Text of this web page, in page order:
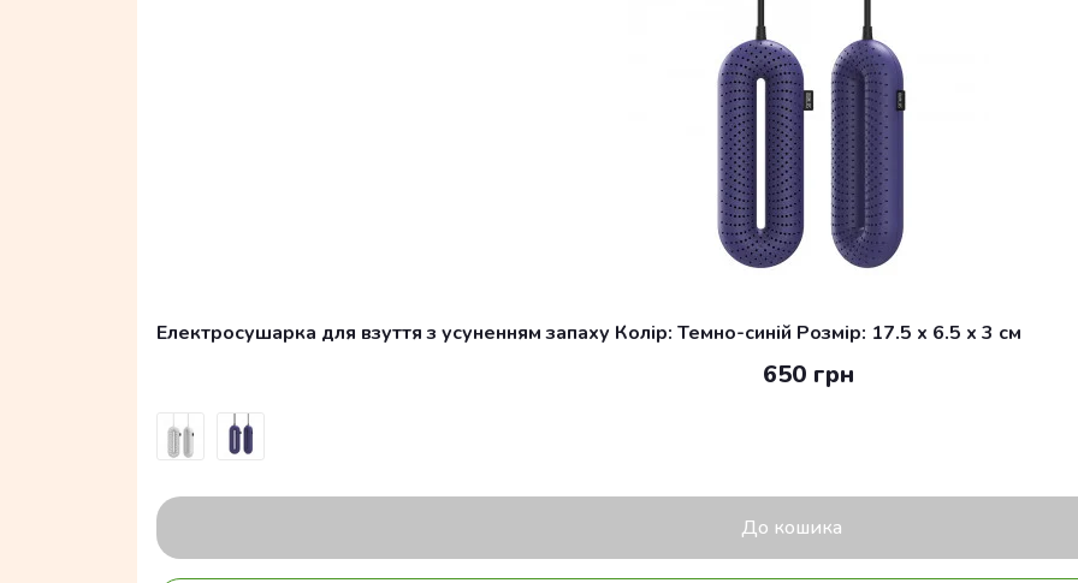
Електросушарка для взуття з усуненням запаху Колір: Темно-синій Розмір: 17.5 x 6.5 x 3 см
650 грн
До кошика